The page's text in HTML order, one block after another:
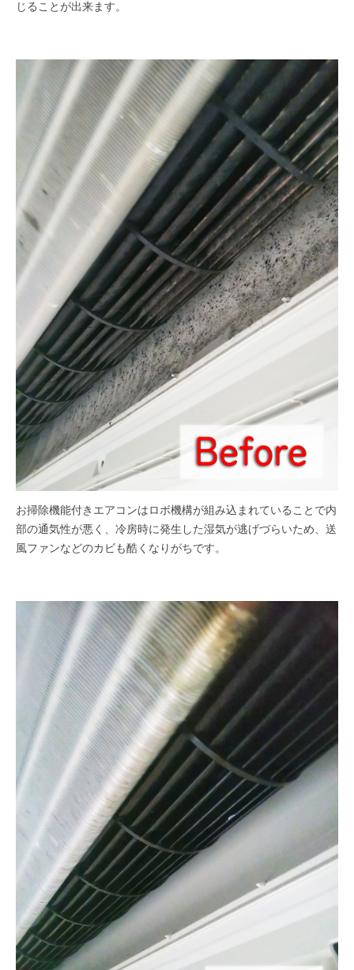
じることが出来ます。
お掃除機能付きエアコンはロボ機構が組み込まれていることで内
部の通気性が悪く、冷房時に発生した湿気が逃げづらいため、送
風ファンなどのカビも酷くなりがちです。